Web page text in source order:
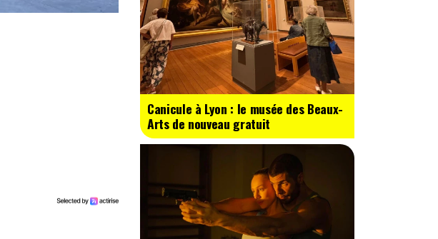
Canicule à Lyon : le musée des Beaux-
Arts de nouveau gratuit